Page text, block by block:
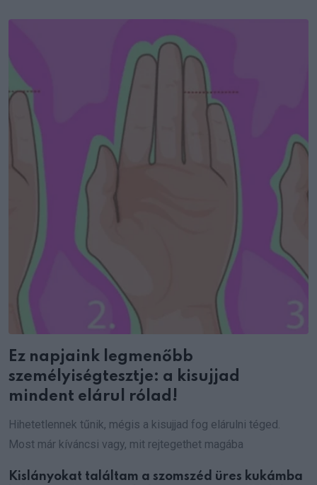
Ez napjaink legmenőbb
személyiségtesztje: a kisujjad
mindent elárul rólad!
Hihetetlennek tűnik, mégis a kisujjad fog elárulni téged.
Most már kíváncsi vagy, mit rejtegethet magába
Kislányokat találtam a szomszéd üres kukámba